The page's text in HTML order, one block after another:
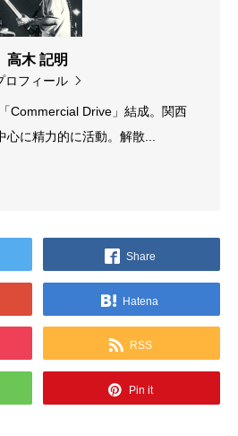
高木 記明
ロフィール
Commercial Drive」結成。関西
に精力的に活動。解散...
Share
Hatena
RSS
Pin it